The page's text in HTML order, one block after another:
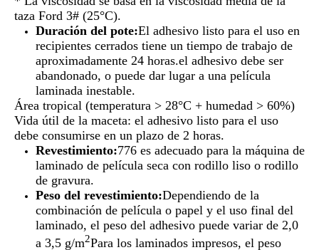
taza Ford 3# (25°C).
Duración del pote:El adhesivo listo para el uso en
recipientes cerrados tiene un tiempo de trabajo de
aproximadamente 24 horas.el adhesivo debe ser
abandonado, o puede dar lugar a una película
laminada inestable.
Área tropical (temperatura > 28°C + humedad > 60%)
Vida útil de la maceta: el adhesivo listo para el uso
debe consumirse en un plazo de 2 horas.
Revestimiento:776 es adecuado para la máquina de
laminado de película seca con rodillo liso o rodillo
de gravura.
Peso del revestimiento:Dependiendo de la
combinación de película o papel y el uso final del
laminado, el peso del adhesivo puede variar de 2,0
a 3,5 g/m2Para los laminados impresos, el peso